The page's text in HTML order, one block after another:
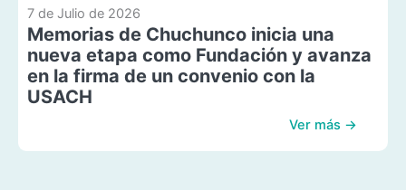
7 de Julio de 2026
Memorias de Chuchunco inicia una
nueva etapa como Fundación y avanza
en la firma de un convenio con la
USACH
Ver más →